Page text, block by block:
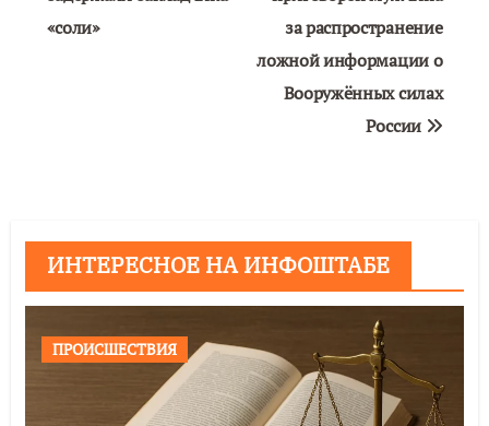
«соли»
за распространение
ложной информации о
Вооружённых силах
России
ИНТЕРЕСНОЕ НА ИНФОШТАБЕ
ПРОИСШЕСТВИЯ